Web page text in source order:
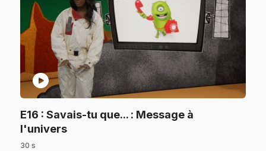
play_circle
E16 : Savais-tu que... : Message à
l'univers.
30 s